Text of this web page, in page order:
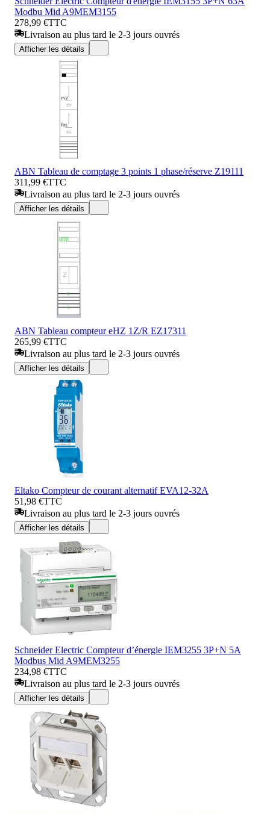
Modbu Mid A9MEM3155
278,99 €TTC
Livraison au plus tard le 2-3 jours ouvrés
Afficher les détails
ABN Tableau de comptage 3 points 1 phase/réserve Z19111
311,99 €TTC
Livraison au plus tard le 2-3 jours ouvrés
Afficher les détails
ABN Tableau compteur eHZ 1Z/R EZ17311
265,99 €TTC
Livraison au plus tard le 2-3 jours ouvrés
Afficher les détails
Eltako Compteur de courant alternatif EVA12-32A
51,98 €TTC
Livraison au plus tard le 2-3 jours ouvrés
Afficher les détails
Schneider Electric Compteur d’énergie IEM3255 3P+N 5A
Modbus Mid A9MEM3255
234,98 €TTC
Livraison au plus tard le 2-3 jours ouvrés
Afficher les détails